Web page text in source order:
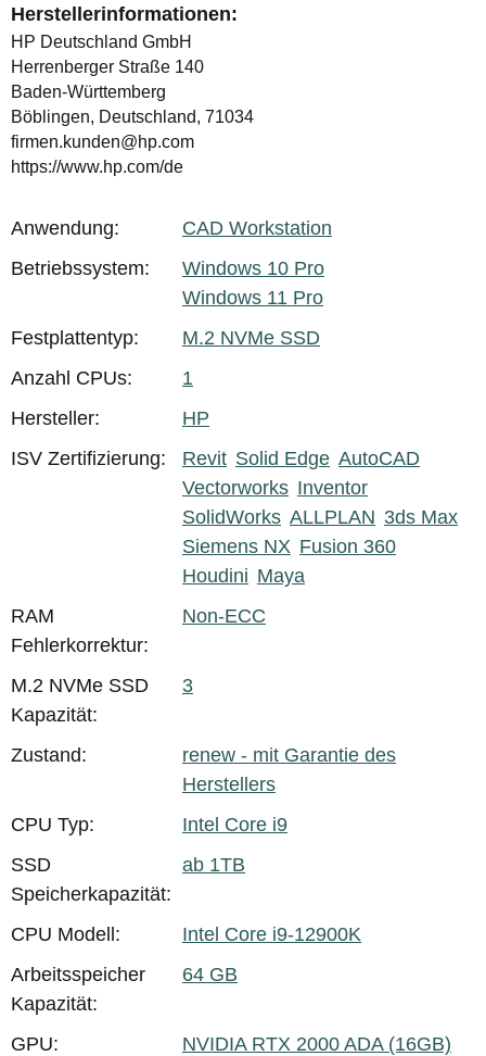
Herstellerinformationen:
HP Deutschland GmbH
Herrenberger Straße 140
Baden-Württemberg
Böblingen, Deutschland, 71034
firmen.kunden@hp.com
https://www.hp.com/de
Produkteigenschaft
Wert
Anwendung:
CAD Workstation
Betriebssystem:
Windows 10 Pro
Windows 11 Pro
Festplattentyp:
M.2 NVMe SSD
Anzahl CPUs:
1
Hersteller:
HP
ISV Zertifizierung:
Revit Solid Edge AutoCAD
Vectorworks Inventor
SolidWorks ALLPLAN 3ds Max
Siemens NX Fusion 360
Houdini Maya
RAM
Fehlerkorrektur:
Non-ECC
M.2 NVMe SSD
Kapazität:
3
Zustand:
renew - mit Garantie des
Herstellers
CPU Typ:
Intel Core i9
SSD
Speicherkapazität:
ab 1TB
CPU Modell:
Intel Core i9-12900K
Arbeitsspeicher
Kapazität:
64 GB
GPU: NVIDIA RTX 2000 ADA (16GB)